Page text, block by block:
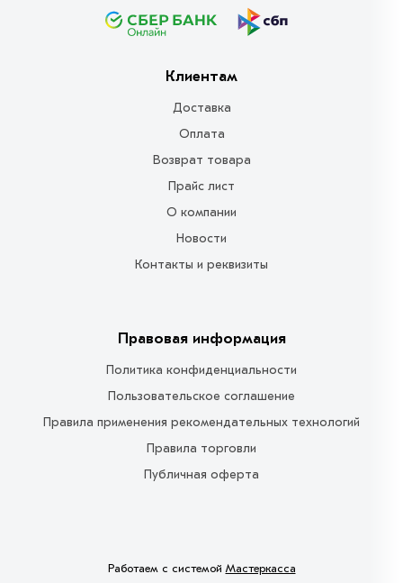
Клиентам
Доставка
Оплата
Возврат товара
Прайс лист
О компании
Новости
Контакты и реквизиты
Правовая информация
Политика конфиденциальности
Пользовательское соглашение
Правила применения рекомендательных технологий
Правила торговли
Публичная оферта
Работаем с системой Мастеркасса